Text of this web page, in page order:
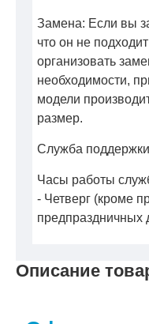
Описание
Замена: Если вы
что он не
организовать
необходимости,
модели
размер.
Служба
Часы работы
- Четверг (кроме
предпраздничных